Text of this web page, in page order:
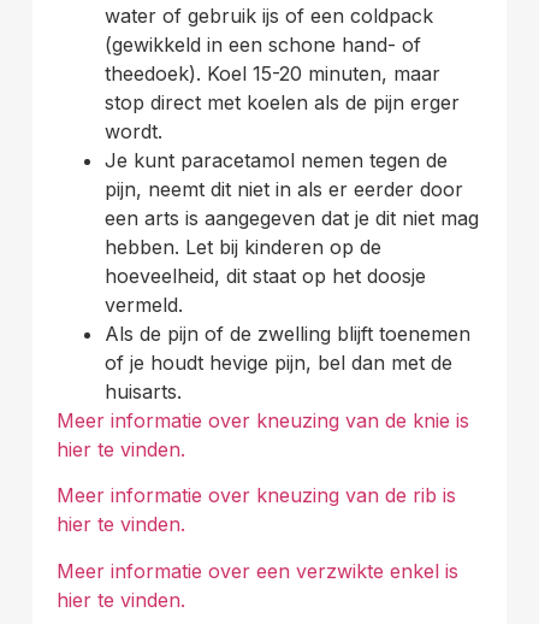
water of gebruik ijs of een coldpack
(gewikkeld in een schone hand- of
theedoek). Koel 15-20 minuten, maar
stop direct met koelen als de pijn erger
wordt.
Je kunt paracetamol nemen tegen de
pijn, neemt dit niet in als er eerder door
een arts is aangegeven dat je dit niet mag
hebben. Let bij kinderen op de
hoeveelheid, dit staat op het doosje
vermeld.
Als de pijn of de zwelling blijft toenemen
of je houdt hevige pijn, bel dan met de
huisarts.
Meer informatie over kneuzing van de knie is
hier te vinden.
Meer informatie over kneuzing van de rib is
hier te vinden.
Meer informatie over een verzwikte enkel is
hier te vinden.